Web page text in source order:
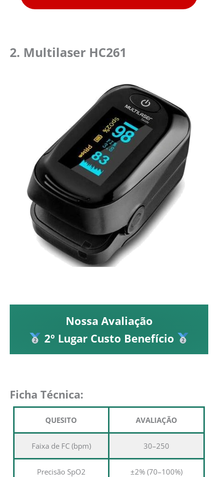
2. Multilaser HC261
Nossa Avaliação
2º Lugar Custo Benefício
Ficha Técnica:
QUESITO AVALIAÇÃO
Faixa de FC (bpm) 30–250
Precisão SpO2 ±2% (70–100%)